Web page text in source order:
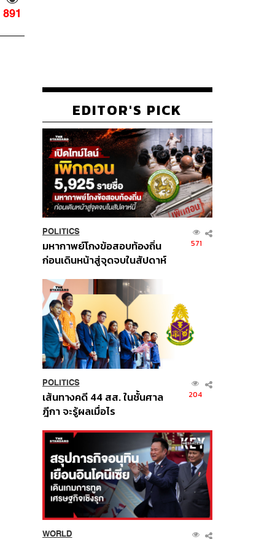
891
EDITOR'S PICK
POLITICS
มหากาพย์โกงข้อสอบท้องถิ่น
ก่อนเดินหน้าสู่จุดจบในสัปดาห์
571
POLITICS
เส้นทางคดี 44 สส. ในชั้นศาล
ฎีกา จะรู้ผลเมื่อไร
204
WORLD